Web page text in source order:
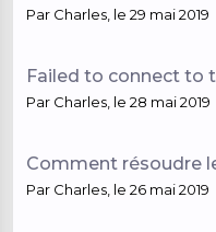
Par Charles le 29 mai 2019
Failed to connect to
Par Charles le 28 mai 2019
Comment résoudre
Par Charles le 26 mai 2019